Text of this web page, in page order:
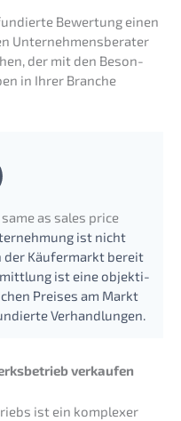
Bewer­tung einen
Unter­neh­mens­be­ra­ter
der mit den Beson­
in Ihrer Branche
as sales price
ist nicht
der Käufer­markt bereit
ist eine objek­ti­
Preises am Markt
Verhandlungen.
verkaufen
ist ein komple­xer